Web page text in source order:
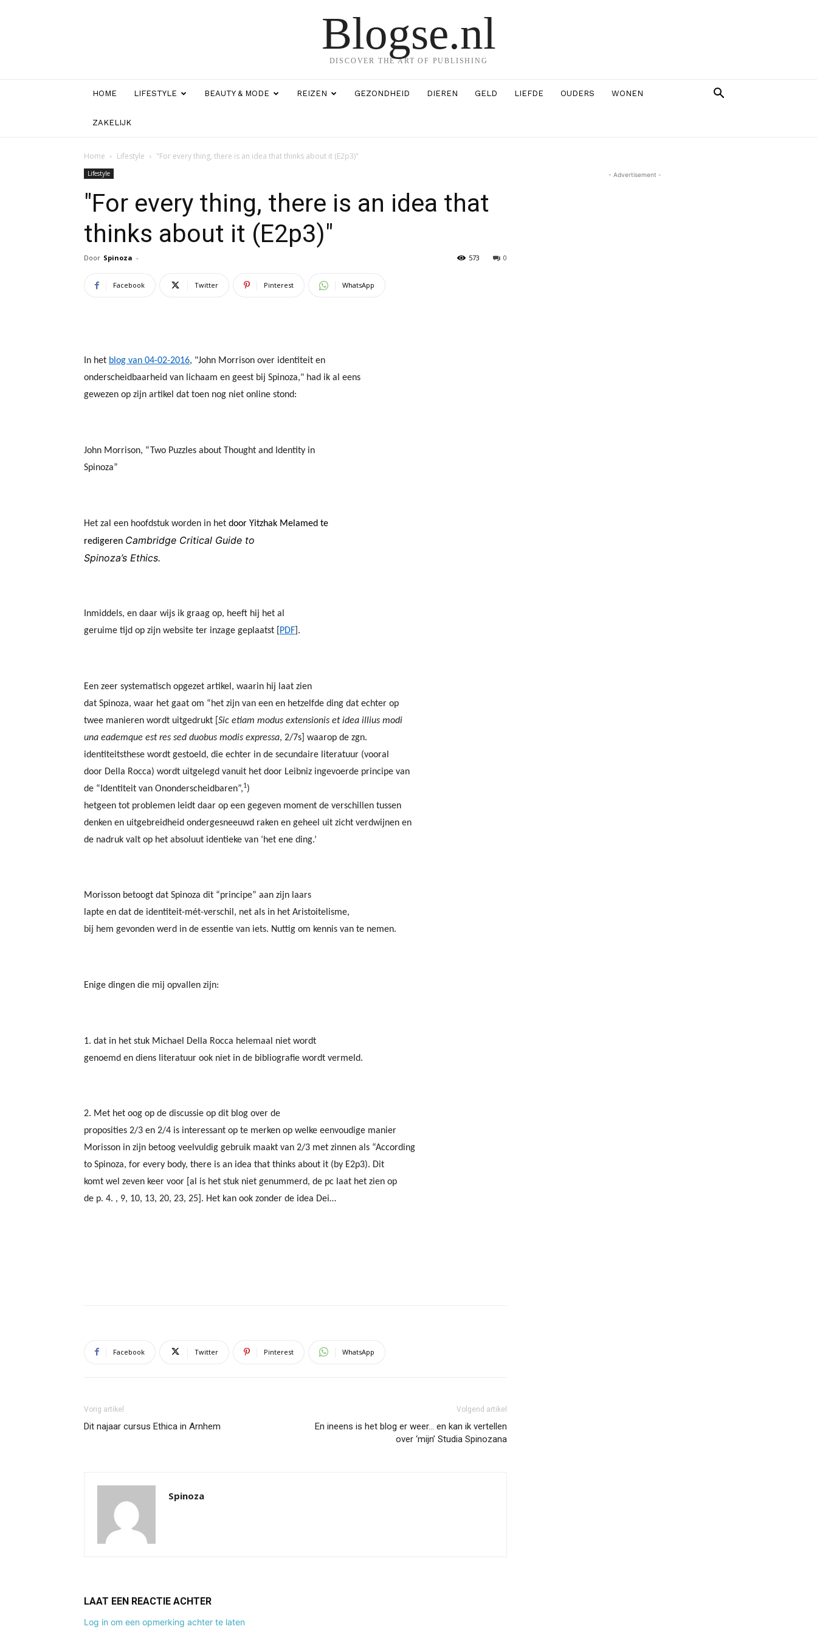
Blogse.nl
DISCOVER THE ART OF PUBLISHING
HOME LIFESTYLE BEAUTY & MODE REIZEN GEZONDHEID DIEREN GELD LIEFDE OUDERS WONEN
ZAKELIJK
Home Lifestyle "For every thing, there is an idea that thinks about it (E2p3)"
Lifestyle
"For every thing, there is an idea that
thinks about it (E2p3)"
Door Spinoza - 0
573
Facebook Twitter Pinterest WhatsApp
In het blog van 04-02-2016, "John Morrison over identiteit en
onderscheidbaarheid van lichaam en geest bij Spinoza," had ik al eens
gewezen op zijn artikel dat toen nog niet online stond:
John Morrison, “Two Puzzles about Thought and Identity in
Spinoza”
Het zal een hoofdstuk worden in het door Yitzhak Melamed te
redigeren Cambridge Critical Guide to
Spinoza’s Ethics.
Inmiddels, en daar wijs ik graag op, heeft hij het al
geruime tijd op zijn website ter inzage geplaatst [
PDF ].
Een zeer systematisch opgezet artikel, waarin hij laat zien
dat Spinoza, waar het gaat om “het zijn van een en hetzelfde ding dat echter op
twee manieren wordt uitgedrukt [ Sic etiam modus extensionis et idea illius modi
una eademque est res sed duobus modis expressa, 2/7s] waarop de zgn.
identiteitsthese wordt gestoeld, die echter in de secundaire literatuur (vooral
door Della Rocca) wordt uitgelegd vanuit het door Leibniz ingevoerde principe van
de “Identiteit van Ononderscheidbaren”,1)
hetgeen tot problemen leidt daar op een gegeven moment de verschillen tussen
denken en uitgebreidheid ondergesneeuwd raken en geheel uit zicht verdwijnen en
de nadruk valt op het absoluut identieke van ‘het ene ding.’
Morisson betoogt dat Spinoza dit “principe” aan zijn laars
lapte en dat de identiteit-mét-verschil, net als in het Aristoitelisme,
bij hem gevonden werd in de essentie van iets. Nuttig om kennis van te nemen.
Enige dingen die mij opvallen zijn:
1. dat in het stuk Michael Della Rocca helemaal niet wordt
genoemd en diens literatuur ook niet in de bibliografie wordt vermeld.
2. Met het oog op de discussie op dit blog over de
proposities 2/3 en 2/4 is interessant op te merken op welke eenvoudige manier
Morisson in zijn betoog veelvuldig gebruik maakt van 2/3 met zinnen als “According
to Spinoza, for every body, there is an idea that thinks about it (by E2p3). Dit
komt wel zeven keer voor [al is het stuk niet genummerd, de pc laat het zien op
de p. 4. , 9, 10, 13, 20, 23, 25]. Het kan ook zonder de idea Dei…
Facebook Twitter Pinterest WhatsApp
Vorig artikel
Dit najaar cursus Ethica in Arnhem
Volgend artikel
En ineens is het blog er weer… en kan ik vertellen
over ‘mijn’ Studia Spinozana
Spinoza
LAAT EEN REACTIE ACHTER
Log in om een opmerking achter te laten
- Advertisement -